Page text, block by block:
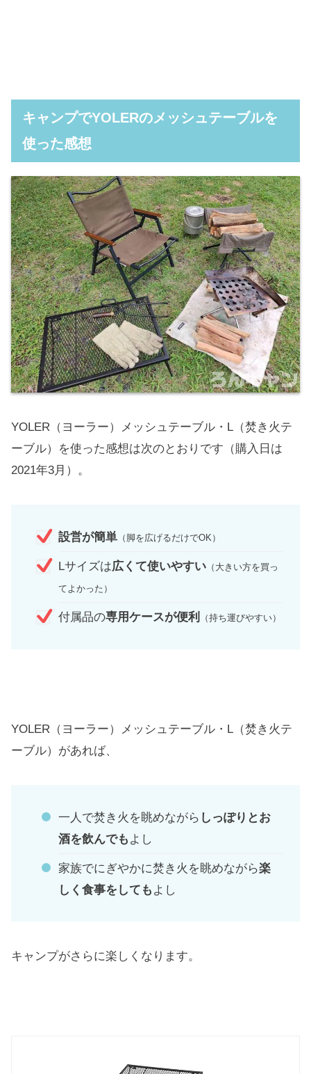
キャンプでYOLERのメッシュテーブルを
使った感想
YOLER（ヨーラー）メッシュテーブル・L（焚き火テ
ーブル）を使った感想は次のとおりです（購入日は
2021年3月）。
設営が簡単 （脚を広げるだけでOK）
Lサイズは広くて使いやすい （大きい方を買っ
てよかった）
付属品の専用ケースが便利 （持ち運びやすい）
YOLER（ヨーラー）メッシュテーブル・L（焚き火テ
ーブル）があれば、
一人で焚き火を眺めながら しっぽりとお
酒を飲んでも よし
家族でにぎやかに焚き火を眺めながら楽
しく食事をしても よし
キャンプがさらに楽しくなります。